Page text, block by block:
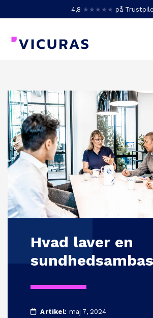
4,8 ★★★★★ på
Hvad laver en
Artikel: maj 7, 2024